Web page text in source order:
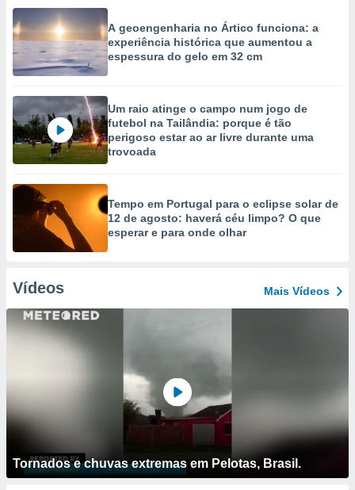
A geoengenharia no Ártico funciona: a
experiência histórica que aumentou a
espessura do gelo em 32 cm
Um raio atinge o campo num jogo de
futebol na Tailândia: porque é tão
perigoso estar ao ar livre durante uma
trovoada
Tempo em Portugal para o eclipse solar de
12 de agosto: haverá céu limpo? O que
esperar e para onde olhar
Vídeos Mais Vídeos
Tornados e chuvas extremas em Pelotas, Brasil.